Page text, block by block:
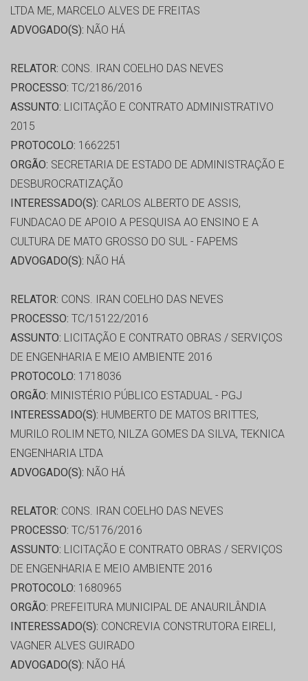
LTDA ME, MARCELO ALVES DE FREITAS
ADVOGADO(S): NÃO HÁ
RELATOR: CONS. IRAN COELHO DAS NEVES
PROCESSO: TC/2186/2016
ASSUNTO: LICITAÇÃO E CONTRATO ADMINISTRATIVO
2015
PROTOCOLO: 1662251
ORGÃO: SECRETARIA DE ESTADO DE ADMINISTRAÇÃO E
DESBUROCRATIZAÇÃO
INTERESSADO(S): CARLOS ALBERTO DE ASSIS,
FUNDACAO DE APOIO A PESQUISA AO ENSINO E A
CULTURA DE MATO GROSSO DO SUL - FAPEMS
ADVOGADO(S): NÃO HÁ
RELATOR: CONS. IRAN COELHO DAS NEVES
PROCESSO: TC/15122/2016
ASSUNTO: LICITAÇÃO E CONTRATO OBRAS / SERVIÇOS
DE ENGENHARIA E MEIO AMBIENTE 2016
PROTOCOLO: 1718036
ORGÃO: MINISTÉRIO PÚBLICO ESTADUAL - PGJ
INTERESSADO(S): HUMBERTO DE MATOS BRITTES,
MURILO ROLIM NETO, NILZA GOMES DA SILVA, TEKNICA
ENGENHARIA LTDA
ADVOGADO(S): NÃO HÁ
RELATOR: CONS. IRAN COELHO DAS NEVES
PROCESSO: TC/5176/2016
ASSUNTO: LICITAÇÃO E CONTRATO OBRAS / SERVIÇOS
DE ENGENHARIA E MEIO AMBIENTE 2016
PROTOCOLO: 1680965
ORGÃO: PREFEITURA MUNICIPAL DE ANAURILÂNDIA
INTERESSADO(S): CONCREVIA CONSTRUTORA EIRELI,
VAGNER ALVES GUIRADO
ADVOGADO(S): NÃO HÁ